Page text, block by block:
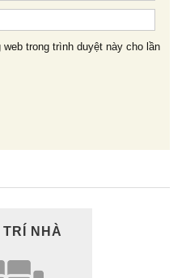
trong trình duyệt này cho lần
NHÀ